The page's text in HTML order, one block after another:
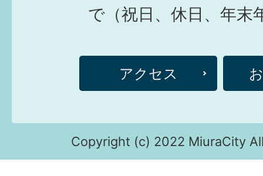
で（祝日、休日、年末
アクセス
Copyright (c) 2022 MiuraCity